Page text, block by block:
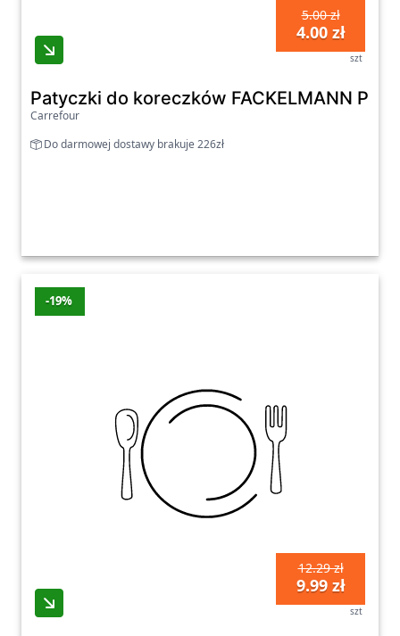
5.00 zł
4.00 zł
szt
Patyczki do koreczków FACKELMANN
Carrefour
Do darmowej dostawy brakuje 226zł
-19%
12.29 zł
9.99 zł
szt